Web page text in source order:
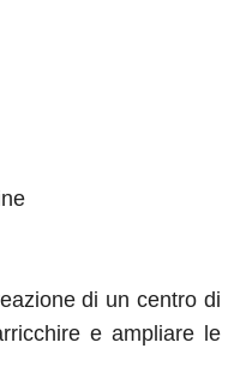
di un centro di
e ampliare le